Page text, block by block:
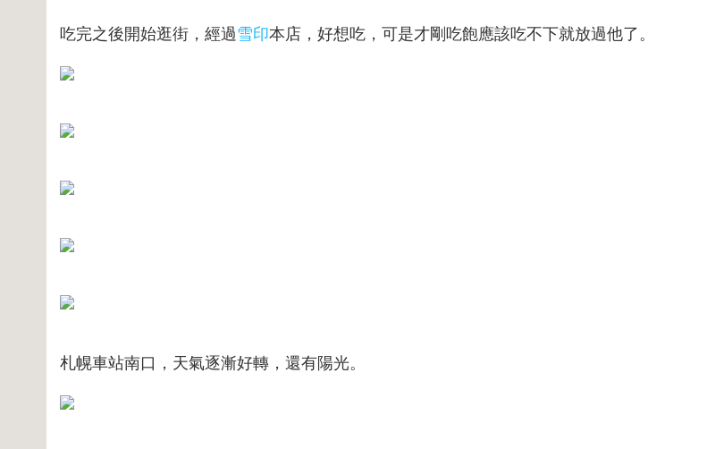
吃完之後開始逛街，經過雪印本店，好想吃，可是才剛吃飽應該吃不下就放過他了。
札幌車站南口，天氣逐漸好轉，還有陽光。